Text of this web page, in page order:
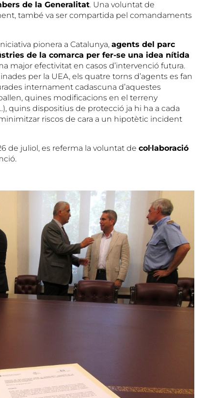
de la Generalitat. Una voluntat de
també va ser compartida pel comandaments
pionera a Catalunya, agents del parc
de la comarca per fer-se una idea nítida
major efectivitat en casos d’intervenció futura.
per la UEA, els quatre torns d’agents es fan
internament cadascuna d’aquestes
quines modificacions en el terreny
quins dispositius de protecció ja hi ha a cada
riscos de cara a un hipotètic incident
de juliol, es referma la voluntat de col·laboració